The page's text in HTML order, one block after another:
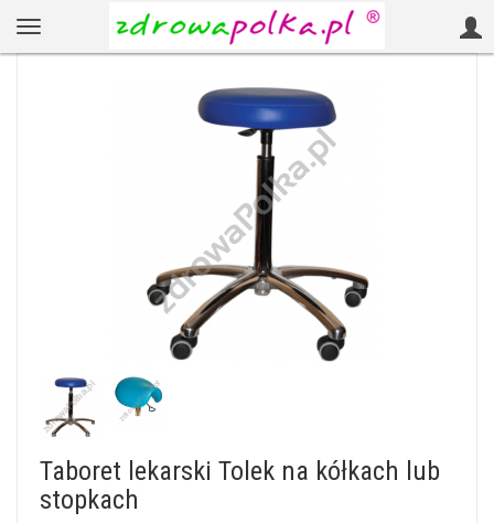
Taboret lekarski Tolek na kółkach lub
stopkach